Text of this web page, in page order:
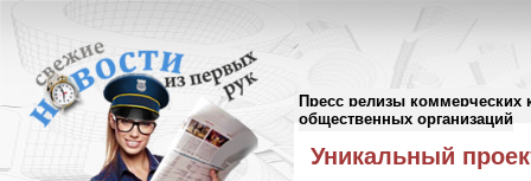
Пресс релизы коммерческих
общественных организаций
Пресс-релизы//
Уникальный